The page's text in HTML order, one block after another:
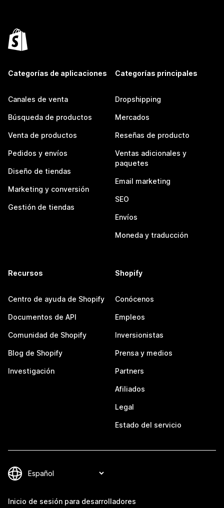
Categorías de aplicaciones
Canales de venta
Búsqueda de productos
Venta de productos
Pedidos y envíos
Diseño de tiendas
Marketing y conversión
Gestión de tiendas
Categorías principales
Dropshipping
Mercados
Reseñas de producto
Ventas adicionales y
paquetes
Email marketing
SEO
Envíos
Moneda y traducción
Recursos
Centro de ayuda de Shopify
Documentos de API
Comunidad de Shopify
Blog de Shopify
Investigación
Shopify
Conócenos
Empleos
Inversionistas
Prensa y medios
Partners
Afiliados
Legal
Estado del servicio
Inicio de sesión para desarrolladores